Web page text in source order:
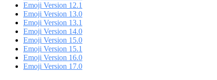
Emoji Version 12.1
Emoji Version 13.0
Emoji Version 13.1
Emoji Version 14.0
Emoji Version 15.0
Emoji Version 15.1
Emoji Version 16.0
Emoji Version 17.0